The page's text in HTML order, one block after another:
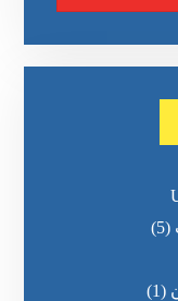
(5)
(1)